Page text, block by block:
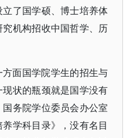
了国学硕、博士培养体
机构招收中国哲学、历
面国学院学生的招生与
状的瓶颈就是国学没有
务院学位委员会办公室
学科目录》，没有名目